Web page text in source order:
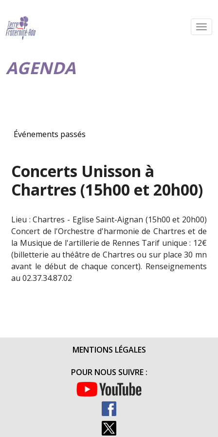
AGENDA
Événements passés
Concerts Unisson à
Chartres (15h00 et 20h00)
Lieu : Chartres - Eglise Saint-Aignan (15h00 et 20h00)
Concert de l'Orchestre d'harmonie de Chartres et de
la Musique de l'artillerie de Rennes Tarif unique : 12€
(billetterie au théâtre de Chartres ou sur place 30 mn
avant le début de chaque concert). Renseignements
au 02.37.34.87.02
MENTIONS LÉGALES
POUR NOUS SUIVRE :